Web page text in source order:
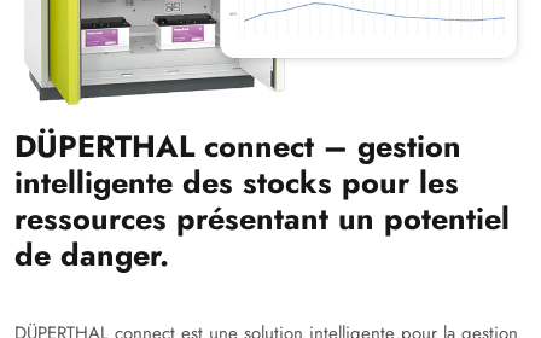
DÜPERTHAL connect – gestion
intelligente des stocks pour les
ressources présentant un potentiel
de danger.